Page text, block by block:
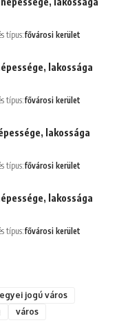
típus:fővárosi kerület
lakossága
típus:fővárosi kerület
lakossága
típus:fővárosi kerület
lakossága
típus:fővárosi kerület
jogú város
város